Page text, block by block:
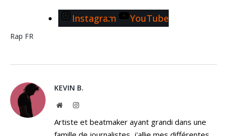
Instagram YouTube
Rap FR
KEVIN B.
WebsiteInstagram
Artiste et beatmaker ayant grandi dans une